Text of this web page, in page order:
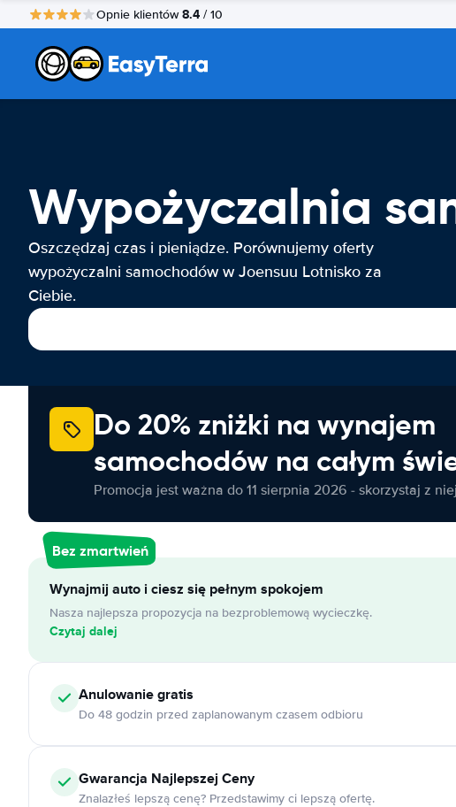
Opnie klientów8.4 / 10
Wypożyczalnia
Oszczędzaj czas i pieniądze. Porównujemy oferty
wypożyczalni samochodów w Joensuu Lotnisko za
Ciebie.
Do 20% zniżki na wynajem
samochodów na całym
Promocja jest ważna do 11 sierpnia 2026 - skorzystaj z
Bez zmartwień
Wynajmij auto i ciesz się pełnym spokojem
Nasza najlepsza propozycja na bezproblemową wycieczkę.
Czytaj dalej
Anulowaniegratis
Do 48 godzin przed zaplanowanym czasem odbioru
Gwarancja Najlepszej Ceny
Znalazłeś lepszą cenę? Przedstawimy ci lepszą ofertę.